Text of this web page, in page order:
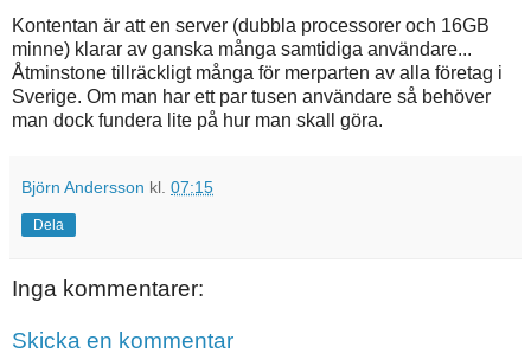
Kontentan är att en server (dubbla processorer och 16GB
minne) klarar av ganska många samtidiga användare...
Åtminstone tillräckligt många för merparten av alla företag i
Sverige. Om man har ett par tusen användare så behöver
man dock fundera lite på hur man skall göra.
Björn Andersson kl. 07:15
Dela
Inga kommentarer:
Skicka en kommentar